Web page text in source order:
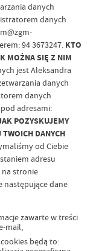
danych
danych
94 3673247. KTO
MOŻNA SIĘ Z NIM
jest Aleksandra
danych
danych
adresami:
POZYSKUJEMY
DANYCH
od Ciebie
adresu
stronie
następujące dane
zawarte w treści
mail,
będą to: